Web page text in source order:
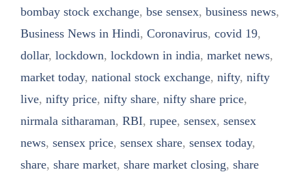
bombay stock exchange, bse sensex, business news,
Business News in Hindi, Coronavirus, covid 19,
dollar, lockdown, lockdown in india, market news,
market today, national stock exchange, nifty, nifty
live, nifty price, nifty share, nifty share price,
nirmala sitharaman, RBI, rupee, sensex, sensex
news, sensex price, sensex share, sensex today,
share, share market, share market closing, share